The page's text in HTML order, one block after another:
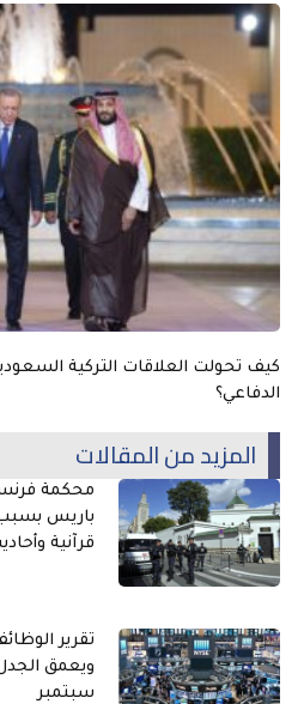
كيف تحولت العلاقات التركية
الدفاعي؟
المزيد من المقالات
محكمة
باريس
قرآنية
تقرير
ويعمق
سبتمبر